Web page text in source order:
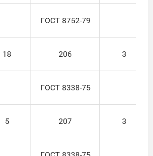
ГОСТ 8752-79
18 206 3
ГОСТ 8338-75
5 207 3